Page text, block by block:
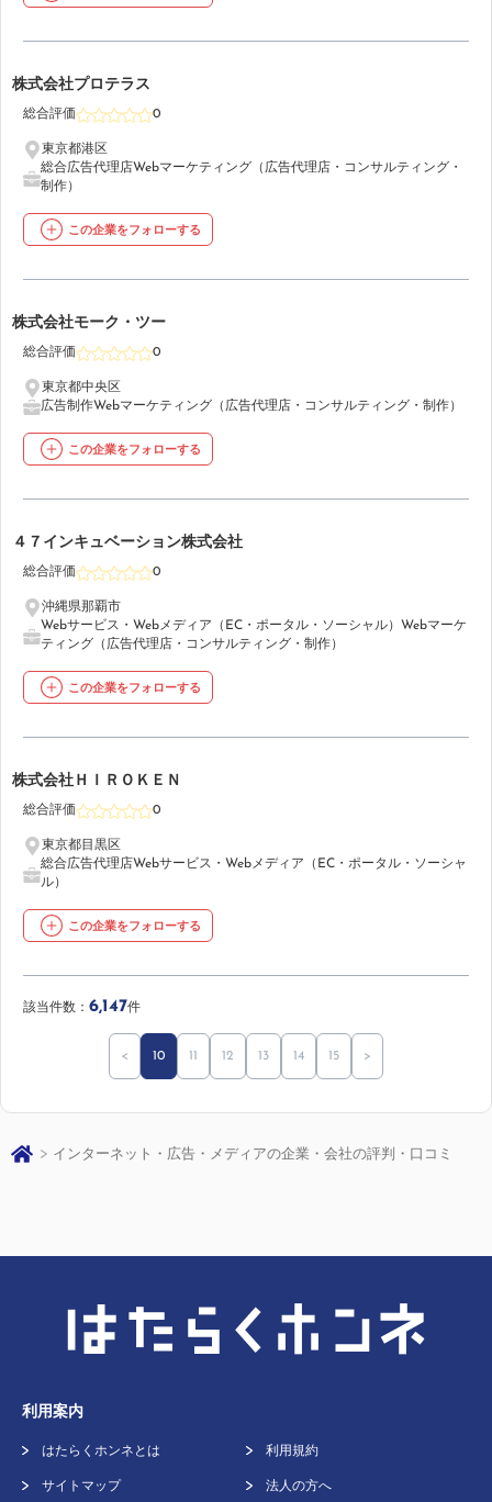
47
株式会社プロテラス
総合評価 0
東京都港区
総合広告代理店Webマーケティング（広告代理店・コンサルティング・
制作）
この企業をフォローする
48
株式会社モーク・ツー
総合評価 0
東京都中央区
広告制作Webマーケティング（広告代理店・コンサルティング・制作）
この企業をフォローする
49４７インキュベーション株式会社
総合評価 0
沖縄県那覇市
Webサービス・Webメディア（EC・ポータル・ソーシャル） Webマーケ
ティング（広告代理店・コンサルティング・制作）
この企業をフォローする
50
株式会社ＨＩＲＯＫＥＮ
総合評価 0
東京都目黒区
総合広告代理店Webサービス・Webメディア（EC・ポータル・ソーシャ
ル）
この企業をフォローする
該当件数： 6,147件
< 10 11 12 13 14 15 >
インターネット・広告・メディアの企業・会社の評判・口コミ
利用案内
はたらくホンネとは 利用規約
サイトマップ 法人の方へ